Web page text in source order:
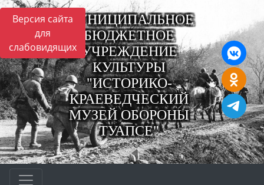
Версия сайта
для
слабовидящих
МУНИЦИПАЛЬНОЕ
БЮДЖЕТНОЕ
УЧРЕЖДЕНИЕ
КУЛЬТУРЫ
"ИСТОРИКО-
КРАЕВЕДЧЕСКИЙ
МУЗЕЙ ОБОРОНЫ
ТУАПСЕ"